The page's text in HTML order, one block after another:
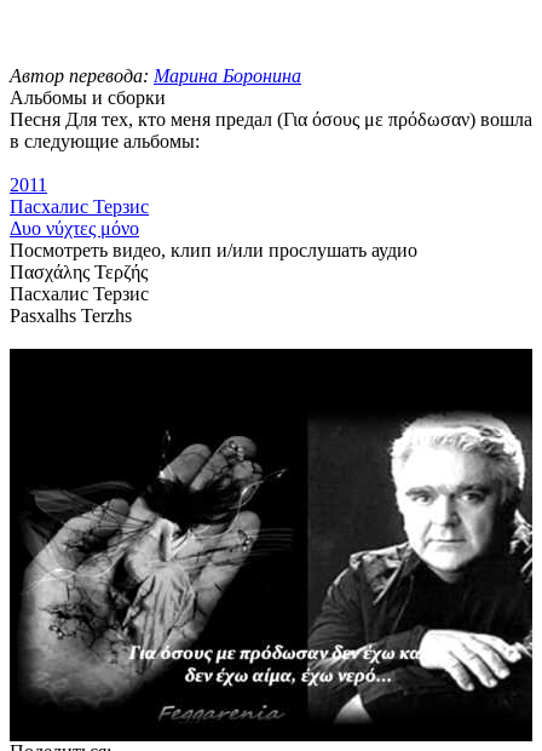
Автор перевода: Марина Боронина
Альбомы и сборки
Песня Для тех, кто меня предал (Για όσους με πρόδωσαν) вошла
в следующие альбомы:
2011
Пасхалис Терзис
Δυο νύχτες μόνο
Посмотреть видео, клип и/или прослушать аудио
Πασχάλης Τερζής
Пасхалис Терзис
Pasxalhs Terzhs